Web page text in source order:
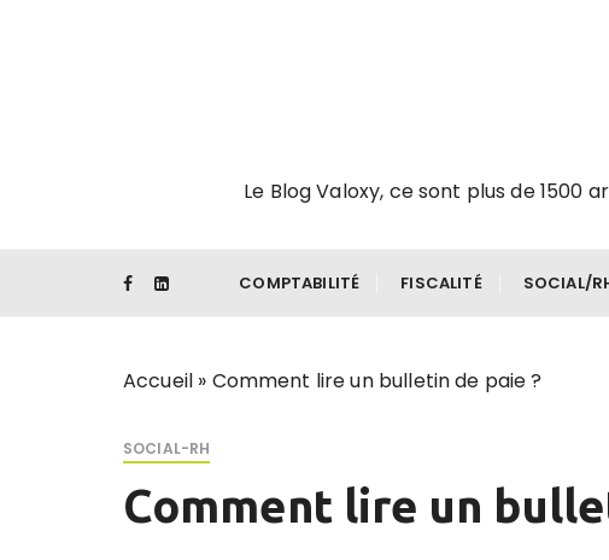
Le Blog Valoxy, ce sont plus de
COMPTABILITÉ FISCALITÉ SOCIAL/
Accueil » Comment lire un bulletin de paie ?
SOCIAL-RH
Comment lire un